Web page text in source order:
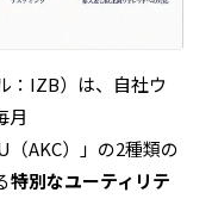
：IZB）は、自社ウ
月
（AKC）」の2種類の
特別なユーティリテ